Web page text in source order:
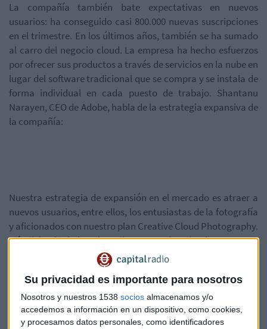
Su privacidad es importante para nosotros
Nosotros y nuestros 1538 socios almacenamos y/o
accedemos a información en un dispositivo, como cookies,
y procesamos datos personales, como identificadores
La compañía también bate expectativas en nuevos
usuarios: ha conseguido casi 800.000 nuevas suscripciones
en el trimestre. En los últimos años, también se ha sumado
al carro del negocio cloud. La empresa ha hecho esfuerzos
por ofrecer sus productos a través de servicios en la nube en
lugar del software tradicional que se compra y se instala de
forma individual en cada puesto de trabajo. Shantanu
Narayen, CEO de Adobe, habla de la estrategia expansiva de
la compañía:
Nuestra estrategia de expansión en el mercado es atraer a
nuevos usuarios, entre ellos, los entusiastas de la fotografía
y aficionados con nuestro plan Creative Cloud Photography.
Más del 30% de los abonados a Creative Cloud son nuevos
en Adobe, y muchos llegan a nosotros a través de nuestras
apps móviles. Hasta la fecha, más de 23 millones de los
nuevos usuarios de Adobe se han creado a través de
nuestras apps móviles.